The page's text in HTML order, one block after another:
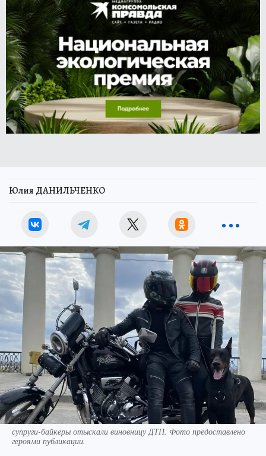
Юлия ДАНИЛЬЧЕНКО
супруги-байкеры отыскали виновницу ДТП. Фото предоставлено
героями публикации.